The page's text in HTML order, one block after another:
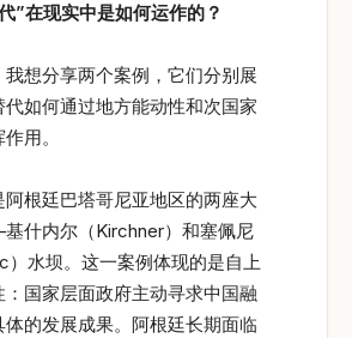
”在现实中是如何运作的？
我想分享两个案例，它们分别展
如何通过地方能动性和次国家
用。
根廷巴塔哥尼亚地区的两座大
什内尔（Kirchner）和塞佩尼
）水坝。这一案例体现的是自上
国家层面政府主动寻求中国融
体的发展成果。阿根廷长期面临